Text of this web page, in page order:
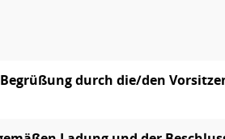
durch die/den